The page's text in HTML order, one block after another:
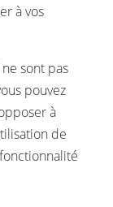
à vos
sont pas
pouvez
à
de